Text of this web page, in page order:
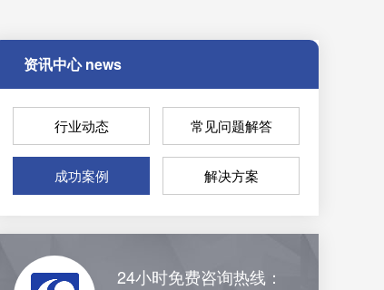
资讯中心news
行业动态 常见问题解答
成功案例 解决方案
24小时免费咨询热线：